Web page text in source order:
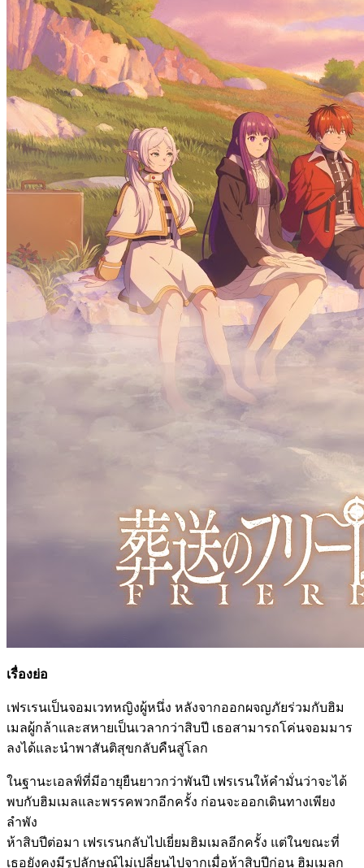
เรื่องย่อ
เฟรเรนเป็นจอมเวทหญิงผู้หนึ่ง หลังจากออกผจญภัยร่วมกับฮิม
เมลผู้กล้าและสหายเป็นเวลากว่าสิบปี เธอสามารถโค่นจอมมาร
ลงได้และนำพาสันติสุขกลับคืนสู่โลก
ในฐานะเอลฟ์ที่มีอายุยืนยาวกว่าพันปี เฟรเรนให้คำมั่นว่าจะได้
พบกับฮิมเมลและพรรคพวกอีกครั้ง ก่อนจะออกเดินทางเพียง
ลำพัง
ห้าสิบปีต่อมา เฟรเรนกลับไปเยี่ยมฮิมเมลอีกครั้ง แต่ในขณะที่
เธอยังคงมีรูปลักษณ์ไม่เปลี่ยนไปจากเมื่อห้าสิบปีก่อน ฮิมเมลก